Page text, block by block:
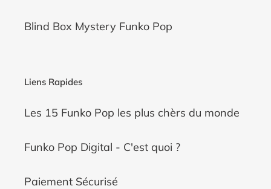
Blind Box Mystery Funko Pop
Liens Rapides
Les 15 Funko Pop les plus chèrs du monde
Funko Pop Digital - C'est quoi ?
Paiement Sécurisé